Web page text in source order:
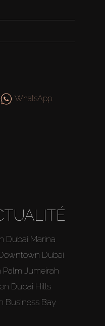
WhatsApp
Dubai Marina
Dubai
Palm Jumeirah
Dubai Hills
Business Bay